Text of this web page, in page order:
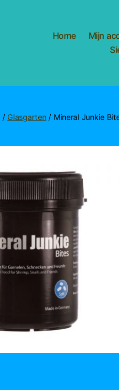
Home Mijn
/ Glasgarten/ Mineral Junkie